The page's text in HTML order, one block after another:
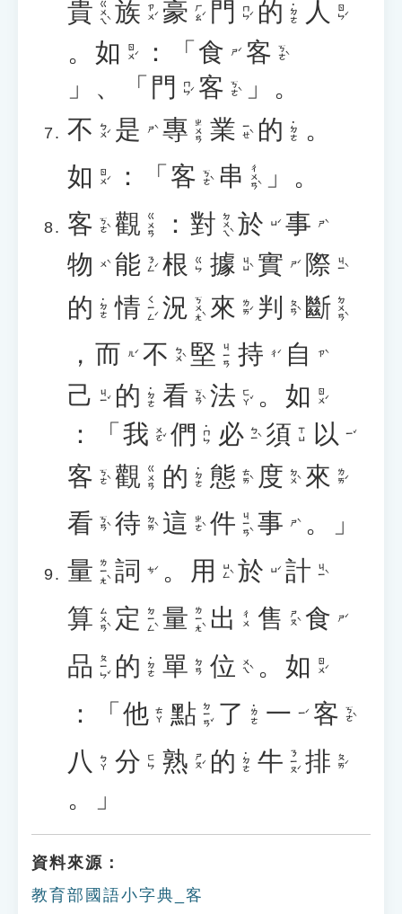
貴 ㄍㄨㄟˋ 族 ㄗㄨˊ 豪 ㄏㄠˊ 門 ㄇㄣˊ 的 ˙ㄉㄜ 人 ㄖㄣˊ
。 如 ㄖㄨˊ ：「 食 ㄕˊ 客 ㄎㄜˋ
」、「 門 ㄇㄣˊ 客 ㄎㄜˋ
」。
不 ㄅㄨˊ 是 ㄕˋ 專 ㄓㄨㄢ 業 ㄧㄝˋ 的 ˙ㄉㄜ 。
如 ㄖㄨˊ ：「 客 ㄎㄜˋ 串 ㄔㄨㄢˋ
」。
客 ㄎㄜˋ 觀 ㄍㄨㄢ ： 對 ㄉㄨㄟˋ 於 ㄩˊ 事 ㄕˋ
物 ㄨˋ 能 ㄋㄥˊ 根 ㄍㄣ 據 ㄐㄩˋ 實 ㄕˊ 際 ㄐㄧˋ
的 ˙ㄉㄜ 情 ㄑㄧㄥˊ 況 ㄎㄨㄤˋ 來 ㄌㄞˊ 判 ㄆㄢˋ 斷 ㄉㄨㄢˋ
， 而 ㄦˊ 不 ㄅㄨˋ 堅 ㄐㄧㄢ 持 ㄔˊ 自 ㄗˋ
己 ㄐㄧˇ 的 ˙ㄉㄜ 看 ㄎㄢˋ 法 ㄈㄚˇ 。 如 ㄖㄨˊ
：「 我 ㄨㄛˇ 們 ˙ㄇㄣ 必 ㄅㄧˋ 須 ㄒㄩ 以 ㄧˇ
客 ㄎㄜˋ 觀 ㄍㄨㄢ 的 ˙ㄉㄜ 態 ㄊㄞˋ 度 ㄉㄨˋ 來 ㄌㄞˊ
看 ㄎㄢˋ 待 ㄉㄞˋ 這 ㄓㄜˋ 件 ㄐㄧㄢˋ 事 ㄕˋ
。」
量 ㄌㄧㄤˋ 詞 ㄘˊ 。 用 ㄩㄥˋ 於 ㄩˊ 計 ㄐㄧˋ
算 ㄙㄨㄢˋ 定 ㄉㄧㄥˋ 量 ㄌㄧㄤˋ 出 ㄔㄨ 售 ㄕㄡˋ 食 ㄕˊ
品 ㄆㄧㄣˇ 的 ˙ㄉㄜ 單 ㄉㄢ 位 ㄨㄟˋ 。 如 ㄖㄨˊ
：「 他 ㄊㄚ 點 ㄉㄧㄢˇ 了 ˙ㄌㄜ 一 ㄧˊ 客 ㄎㄜˋ
八 ㄅㄚ 分 ㄈㄣ 熟 ㄕㄡˊ 的 ˙ㄉㄜ 牛 ㄋㄧㄡˊ 排 ㄆㄞˊ
。」
資料來源：
教育部國語小字典_客